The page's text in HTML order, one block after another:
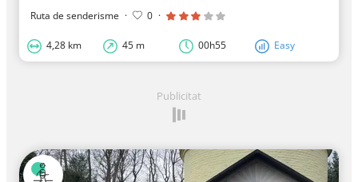
Ruta de senderisme · 0 ·
4,28 km 45 m 00h55 Easy
Publicitat